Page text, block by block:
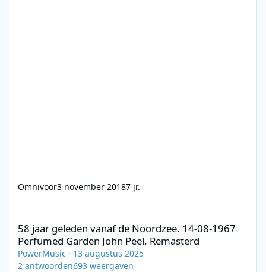
Omnivoor3 november 20187 jr.
58 jaar geleden vanaf de Noordzee. 14-08-1967
Perfumed Garden John Peel. Remasterd
PowerMusic · 13 augustus 2025
2 antwoorden693 weergaven